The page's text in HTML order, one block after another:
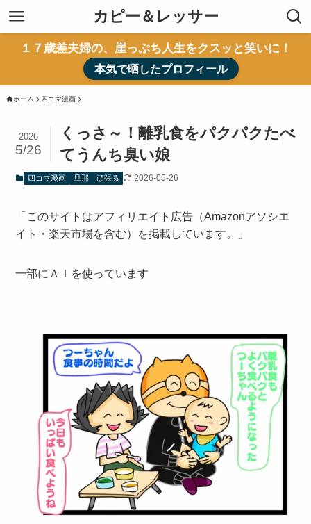
カピー＆レッサー
１７歳差夫婦の、崖っぷち人生をクスッと笑いに！
本気で晒したプロフィール
ホーム 四コマ漫画
くっさ～！離乳食をパクパクたべ
てうんち臭い娘
2026
5/26
四コマ漫画 旦那 頑張る 2026-05-26
「このサイトはアフィリエイト広告（Amazonアソシエ
イト・楽天市場を含む）を掲載しています。」
一部にＡＩを使っています